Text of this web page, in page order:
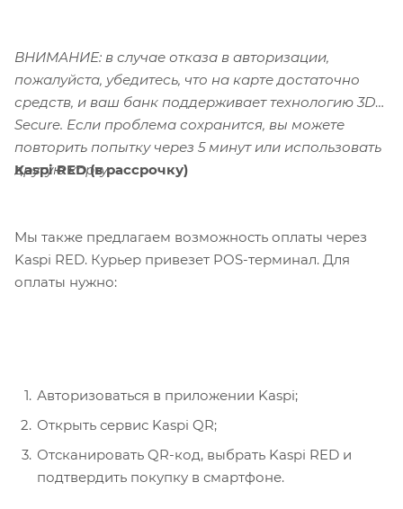
ВНИМАНИЕ: в случае отказа в авторизации,
пожалуйста, убедитесь, что на карте достаточно
средств, и ваш банк поддерживает технологию 3D-
Secure. Если проблема сохранится, вы можете
повторить попытку через 5 минут или использовать
другую карту.
Kaspi RED (в рассрочку)
Мы также предлагаем возможность оплаты через
Kaspi RED. Курьер привезет POS-терминал. Для
оплаты нужно:
Авторизоваться в приложении Kaspi;
Открыть сервис Kaspi QR;
Отсканировать QR-код, выбрать Kaspi RED и
подтвердить покупку в смартфоне.